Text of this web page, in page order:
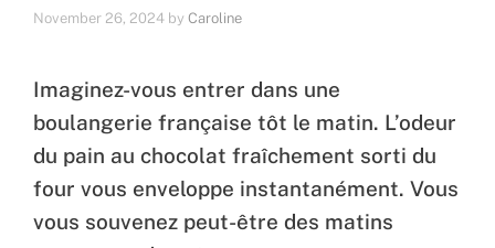
November 26, 2024 by Caroline
Imaginez-vous entrer dans une
boulangerie française tôt le matin. L’odeur
du pain au chocolat fraîchement sorti du
four vous enveloppe instantanément. Vous
vous souvenez peut-être des matins